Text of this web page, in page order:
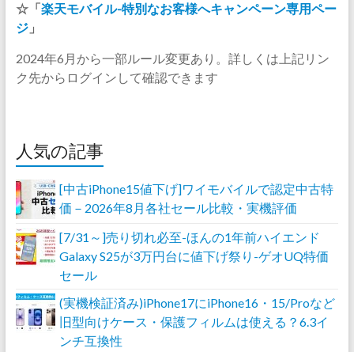
☆「楽天モバイル-特別なお客様へキャンペーン専用ペー
ジ」
2024年6月から一部ルール変更あり。詳しくは上記リン
ク先からログインして確認できます
人気の記事
[中古iPhone15値下げ]ワイモバイルで認定中古特
価－2026年8月各社セール比較・実機評価
[7/31～]売り切れ必至-ほんの1年前ハイエンド
Galaxy S25が3万円台に値下げ祭り-ゲオUQ特価
セール
(実機検証済み)iPhone17にiPhone16・15/Proなど
旧型向けケース・保護フィルムは使える？6.3イ
ンチ互換性